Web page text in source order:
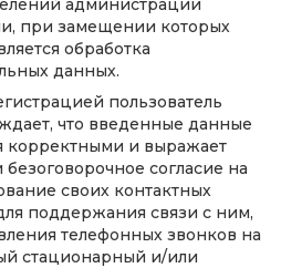
администрации
при замещении которых
обработка
данных.
пользователь
что введенные данные
корректными и выражает
безоговорочное согласие на
своих контактных
поддержания связи с ним,
телефонных звонков на
стационарный и/или